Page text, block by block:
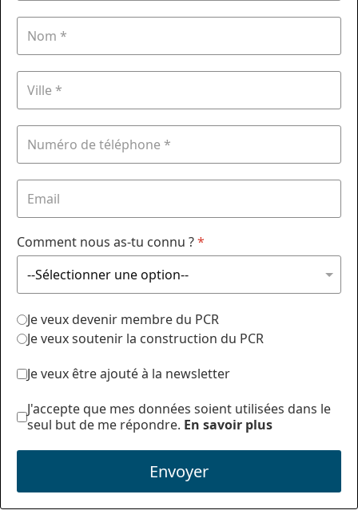
Comment nous as-tu connu ?*
Je veux devenir membre du PCR
Je veux soutenir la construction du PCR
Je veux être ajouté à la newsletter
J'accepte que mes données soient utilisées dans le
seul but de me répondre. En savoir plus
Envoyer